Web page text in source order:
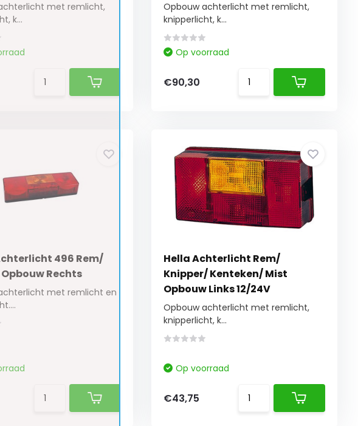
met remlicht,
k...
Opbouw achterlicht met remlicht,
knipperlicht, k...
Op voorraad
€90,30
496 Rem/
Rechts
met remlicht en
Hella Achterlicht Rem/
Knipper/ Kenteken/ Mist
Opbouw Links 12/24V
Opbouw achterlicht met remlicht,
knipperlicht, k...
Op voorraad
€43,75